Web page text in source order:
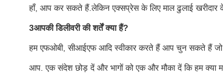
हाँ, आप कर सकते हैं.लेकिन एक्सप्रेस के लिए माल ढुलाई खरीदार
3आपकी डिलीवरी की शर्तें क्या हैं?
हम एफओबी, सीआईएफ आदि स्वीकार करते हैं आप चुन सकते हैं जो
आप. एक संदेश छोड़ दें और भागों को एक और मौका दें कि हम क्या